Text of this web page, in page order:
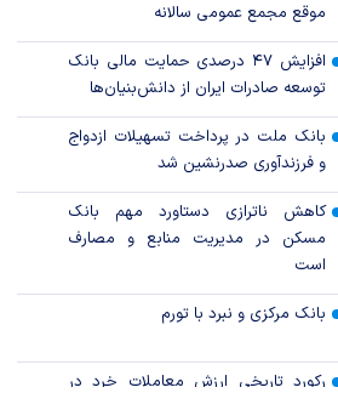
موقع مجمع عمومی سالانه
افزایش ۴۷ درصدی حمایت مالی بانک
توسعه صادرات ایران از دانش‌بنیان‌ها
بانک ملت در پرداخت تسهیلات ازدواج
و فرزندآوری صدرنشین شد
کاهش ناترازی دستاورد مهم بانک
مسکن در مدیریت منابع و مصارف
است
بانک مرکزی و نبرد با تورم
رکورد تاریخی ارزش معاملات خرد در